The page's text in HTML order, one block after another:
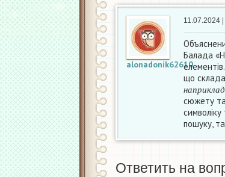
alonadonik62610
11.07.2024
Балада
що
наприкла
сюжету
пошуку,
Ответить на